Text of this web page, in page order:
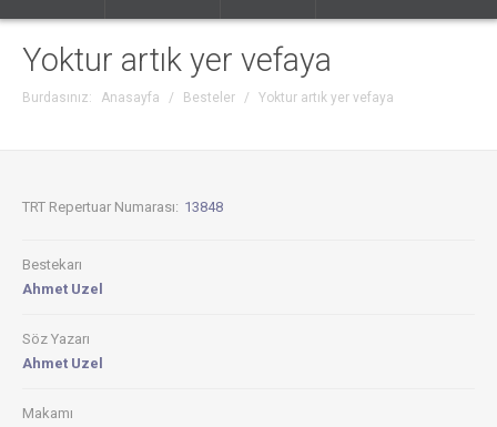
Yoktur artık yer vefaya
Burdasınız: Anasayfa / Besteler / Yoktur artık yer vefaya
TRT Repertuar Numarası: 13848
Bestekarı
Ahmet Uzel
Söz Yazarı
Ahmet Uzel
Makamı